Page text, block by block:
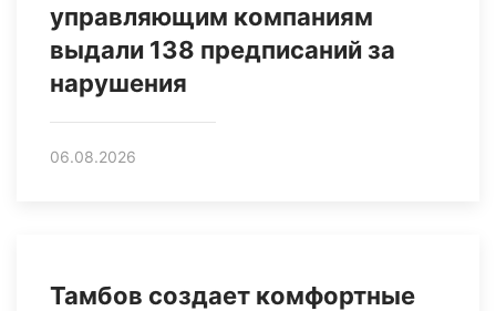
управляющим компаниям
выдали 138 предписаний за
нарушения
06.08.2026
Тамбов создает комфортные